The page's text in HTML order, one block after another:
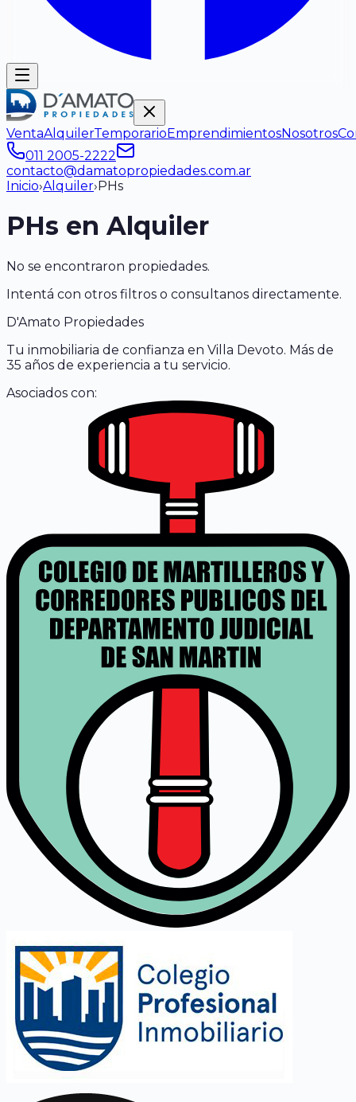
VentaAlquilerTemporarioEmprendimientosNosotros
011 2005-2222
contacto@damatopropiedades.com.ar
Inicio›Alquiler›PHs
PHs en Alquiler
No se encontraron propiedades.
Intentá con otros filtros o consultanos directamente.
D'Amato Propiedades
Tu inmobiliaria de confianza en Villa Devoto. Más de
35 años de experiencia a tu servicio.
Asociados con: